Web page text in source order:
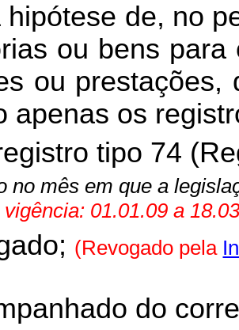
hipótese de, no
ou bens
ou prestações,
apenas os
tipo 74
no mês em que a
01.01.09 a
(Revogado pela
do